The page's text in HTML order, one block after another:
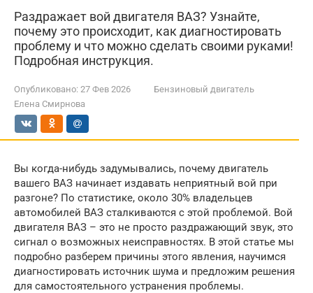
Раздражает вой двигателя ВАЗ? Узнайте,
почему это происходит, как диагностировать
проблему и что можно сделать своими руками!
Подробная инструкция.
Опубликовано: 27 Фев 2026
Бензиновый двигатель
Елена Смирнова
Вы когда-нибудь задумывались, почему двигатель
вашего ВАЗ начинает издавать неприятный вой при
разгоне? По статистике, около 30% владельцев
автомобилей ВАЗ сталкиваются с этой проблемой. Вой
двигателя ВАЗ – это не просто раздражающий звук, это
сигнал о возможных неисправностях. В этой статье мы
подробно разберем причины этого явления, научимся
диагностировать источник шума и предложим решения
для самостоятельного устранения проблемы.